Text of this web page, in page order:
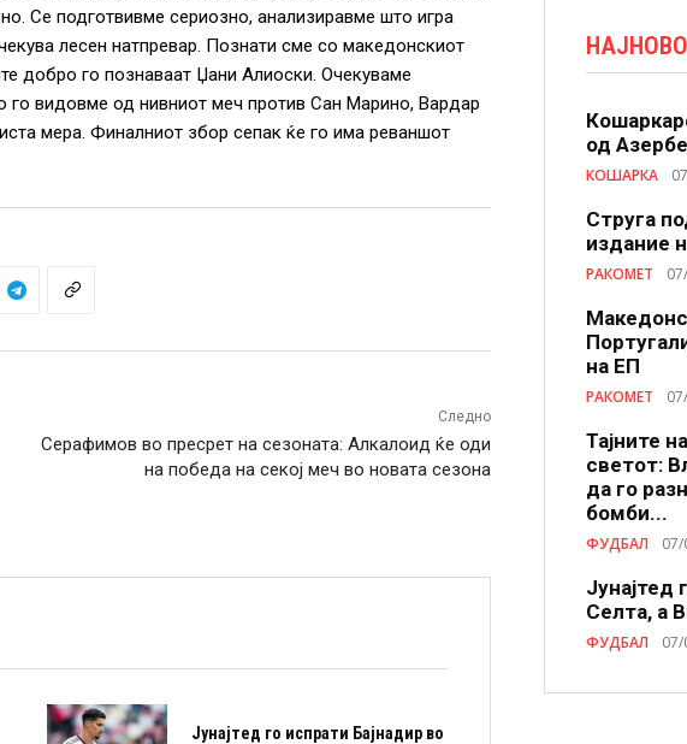
Се подготвивме сериозно, анализиравме што игра
лесен натпревар. Познати сме со македонскиот
добро го познаваат Џани Алиоски. Очекуваме
видовме од нивниот меч против Сан Марино, Вардар
мера. Финалниот збор сепак ќе го има реваншот
Следно
Серафимов во пресрет на сезоната: Алкалоид ќе оди
на победа на секој меч во новата сезона
Јунајтед го испрати Бајнадир во
НАЈНОВО
од
КОШАРКА
Струга
издание
РАКОМЕТ
на ЕП
РАКОМЕТ
Тајните
светот:
да го
бомби...
ФУДБАЛ
Јунајтед
Селта, а
ФУДБАЛ